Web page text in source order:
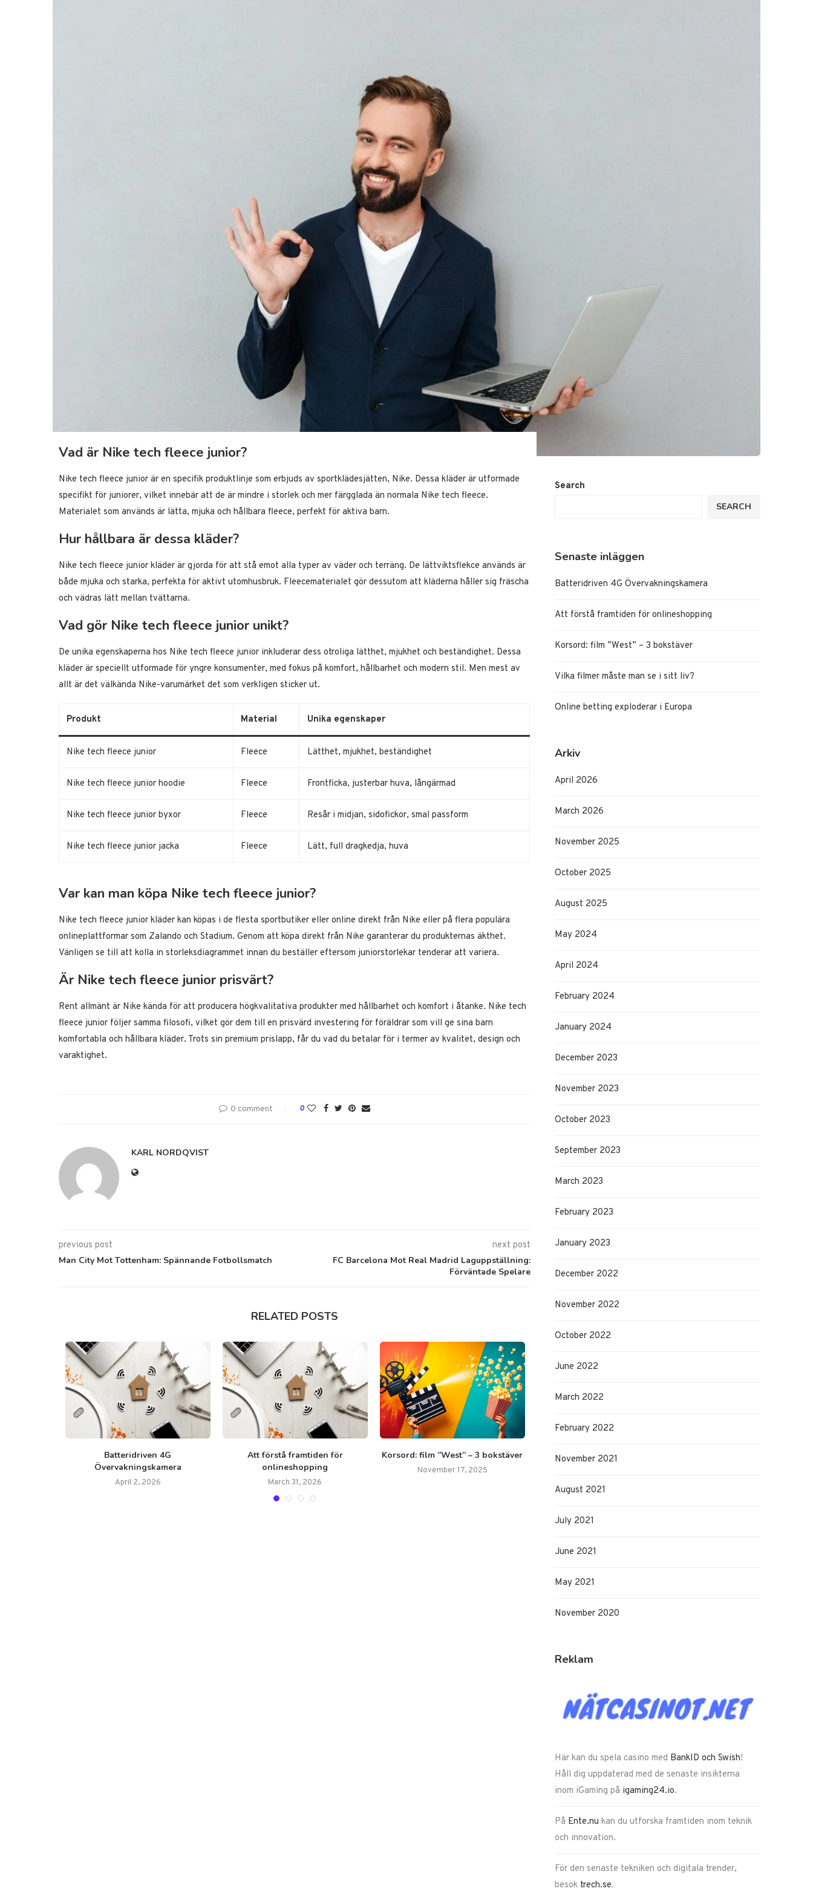
Vad är Nike tech fleece junior?
Nike tech fleece junior är en specifik produktlinje som erbjuds av sportklädesjätten, Nike. Dessa kläder är utformade
specifikt för juniorer, vilket innebär att de är mindre i storlek och mer färgglada än normala Nike tech fleece.
Materialet som används är lätta, mjuka och hållbara fleece, perfekt för aktiva barn.
Hur hållbara är dessa kläder?
Nike tech fleece junior kläder är gjorda för att stå emot alla typer av väder och terräng. De lättviktsflekce används är
både mjuka och starka, perfekta för aktivt utomhusbruk. Fleecematerialet gör dessutom att kläderna håller sig fräscha
och vädras lätt mellan tvättarna.
Vad gör Nike tech fleece junior unikt?
De unika egenskaperna hos Nike tech fleece junior inkluderar dess otroliga lätthet, mjukhet och beständighet. Dessa
kläder är speciellt utformade för yngre konsumenter, med fokus på komfort, hållbarhet och modern stil. Men mest av
allt är det välkända Nike-varumärket det som verkligen sticker ut.
Produkt Material Unika egenskaper
Nike tech fleece junior Fleece Lätthet, mjukhet, beständighet
Nike tech fleece junior hoodie Fleece Frontficka, justerbar huva, långärmad
Nike tech fleece junior byxor Fleece Resår i midjan, sidofickor, smal passform
Nike tech fleece junior jacka Fleece Lätt, full dragkedja, huva
Var kan man köpa Nike tech fleece junior?
Nike tech fleece junior kläder kan köpas i de flesta sportbutiker eller online direkt från Nike eller på flera populära
onlineplattformar som Zalando och Stadium. Genom att köpa direkt från Nike garanterar du produkternas äkthet.
Vänligen se till att kolla in storleksdiagrammet innan du beställer eftersom juniorstorlekar tenderar att variera.
Är Nike tech fleece junior prisvärt?
Rent allmänt är Nike kända för att producera högkvalitativa produkter med hållbarhet och komfort i åtanke. Nike tech
fleece junior följer samma filosofi, vilket gör dem till en prisvärd investering för föräldrar som vill ge sina barn
komfortabla och hållbara kläder. Trots sin premium prislapp, får du vad du betalar för i termer av kvalitet, design och
varaktighet.
0 comment 0
KARL NORDQVIST
previous post
Man City Mot Tottenham: Spännande Fotbollsmatch
next post
FC Barcelona Mot Real Madrid Laguppställning:
Förväntade Spelare
RELATED POSTS
Batteridriven 4G
Övervakningskamera
April 2, 2026
Att förstå framtiden för
onlineshopping
March 31, 2026
Korsord: film ”West” – 3 bokstäver
November 17, 2025
Vilka filmer måste man se i sitt liv?
Search
SEARCH
Senaste inläggen
Batteridriven 4G Övervakningskamera
Att förstå framtiden för onlineshopping
Korsord: film ”West” – 3 bokstäver
Vilka filmer måste man se i sitt liv?
Online betting exploderar i Europa
Arkiv
April 2026
March 2026
November 2025
October 2025
August 2025
May 2024
April 2024
February 2024
January 2024
December 2023
November 2023
October 2023
September 2023
March 2023
February 2023
January 2023
December 2022
November 2022
October 2022
June 2022
March 2022
February 2022
November 2021
August 2021
July 2021
June 2021
May 2021
November 2020
Reklam
Här kan du spela casino med BankID och Swish!
Håll dig uppdaterad med de senaste insikterna
inom iGaming på igaming24.io.
På Ente.nu kan du utforska framtiden inom teknik
och innovation.
För den senaste tekniken och digitala trender,
besök trech.se.